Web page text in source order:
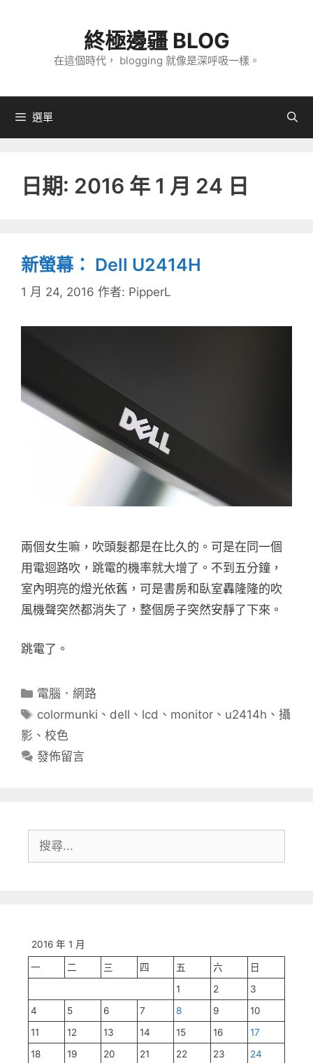
內
終極邊疆 BLOG
在這個時代， blogging 就像是深呼吸一樣。
選單
日期: 2016 年 1 月 24 日
新螢幕： Dell U2414H
1 月 24, 2016 作者: PipperL
兩個女生嘛，吹頭髮都是在比久的。可是在同一個
用電迴路吹，跳電的機率就大增了。不到五分鐘，
室內明亮的燈光依舊，可是書房和臥室轟隆隆的吹
風機聲突然都消失了，整個房子突然安靜了下來。
跳電了。
分
電腦．網路
標
籤
colormunki 、 dell 、 lcd 、 monitor 、 u2414h 、攝
影 、 校色
發佈留言
尋:
2016 年 1 月
一 二 三 四 五 六
日
1
2
3
4
5 6 7 8 9
10
11
12 13 14 15 16
17
18
19 20 21 22 23
24